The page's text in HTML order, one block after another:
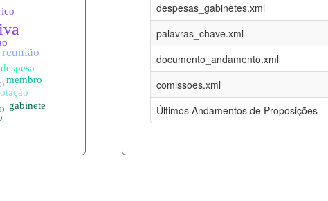
despesas_gabinetes.xml
palavras_chave.xml
documento_andamento.xml
comissoes.xml
Últimos Andamentos de Proposições
07-08-2026
07-08-2026
07-08-2026
07-08-2026
07-08-2026